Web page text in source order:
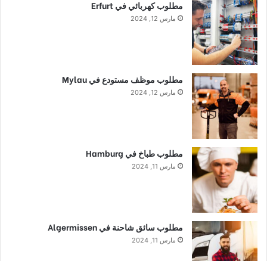
مطلوب كهربائي في Erfurt
مارس 12, 2024
مطلوب موظف مستودع في Mylau
مارس 12, 2024
مطلوب طباخ في Hamburg
مارس 11, 2024
مطلوب سائق شاحنة في Algermissen
مارس 11, 2024